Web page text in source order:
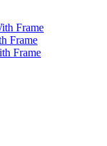
Frame
Frame
Frame